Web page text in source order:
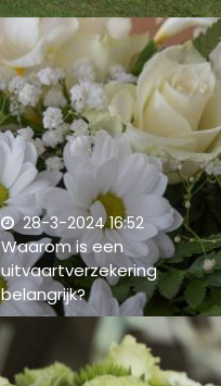
28-3-2024 16:52
Waarom is een
uitvaartverzekering
belangrijk?